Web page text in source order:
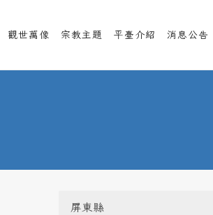
觀世萬像 宗教主題 平臺介紹 消息公告
屏東縣